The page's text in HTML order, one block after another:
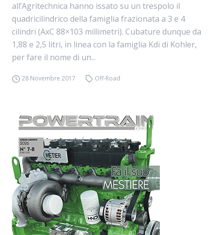
all’Agritechnica hanno issato su un trespolo il
quadricilindrico della famiglia frazionata a 3 e 4
cilindri (AxC 88×103 millimetri). Cubature dunque da
1,88 e 2,5 litri, in linea con la famiglia Kdi di Kohler,
per fare il nome di un...
28 Novembre 2017 Off-Road